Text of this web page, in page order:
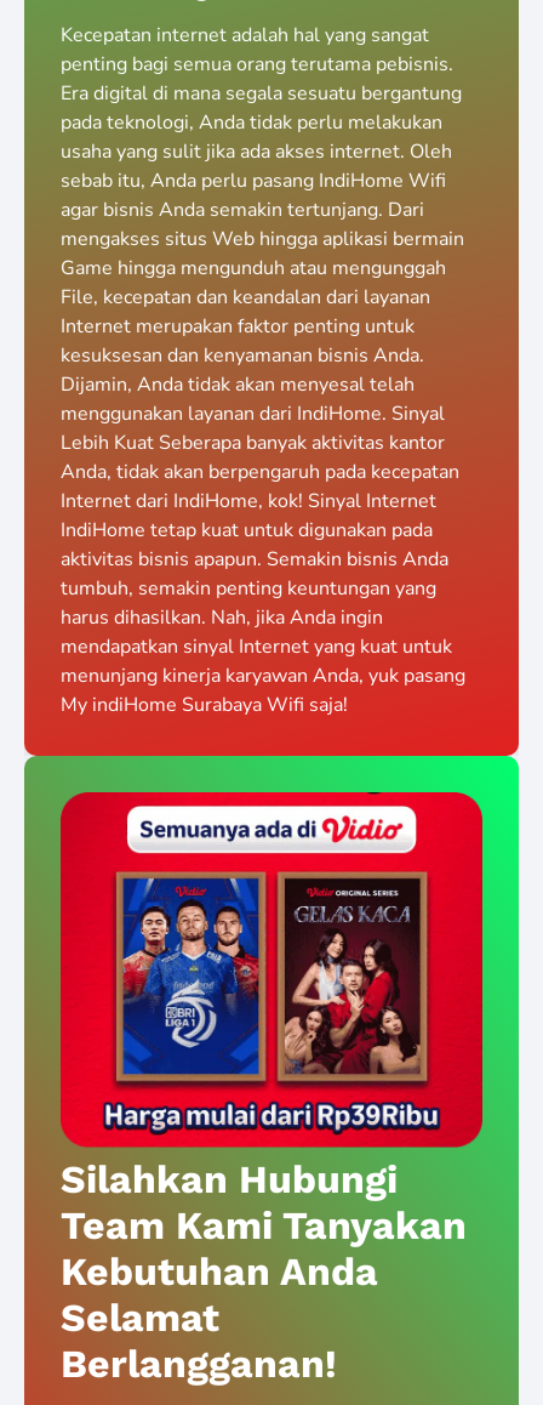
Kecepatan internet adalah hal yang sangat
penting bagi semua orang terutama pebisnis.
Era digital di mana segala sesuatu bergantung
pada teknologi, Anda tidak perlu melakukan
usaha yang sulit jika ada akses internet. Oleh
sebab itu, Anda perlu pasang IndiHome Wifi
agar bisnis Anda semakin tertunjang. Dari
mengakses situs Web hingga aplikasi bermain
Game hingga mengunduh atau mengunggah
File, kecepatan dan keandalan dari layanan
Internet merupakan faktor penting untuk
kesuksesan dan kenyamanan bisnis Anda.
Dijamin, Anda tidak akan menyesal telah
menggunakan layanan dari IndiHome. Sinyal
Lebih Kuat Seberapa banyak aktivitas kantor
Anda, tidak akan berpengaruh pada kecepatan
Internet dari IndiHome, kok! Sinyal Internet
IndiHome tetap kuat untuk digunakan pada
aktivitas bisnis apapun. Semakin bisnis Anda
tumbuh, semakin penting keuntungan yang
harus dihasilkan. Nah, jika Anda ingin
mendapatkan sinyal Internet yang kuat untuk
menunjang kinerja karyawan Anda, yuk pasang
My indiHome Surabaya Wifi saja!
Silahkan Hubungi
Team Kami Tanyakan
Kebutuhan Anda
Selamat
Berlangganan!